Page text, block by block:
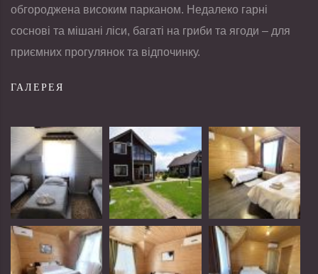
обгороджена високим парканом. Недалеко гарні
соснові та мішані ліси, багаті на гриби та ягоди – для
приємних прогулянок та відпочинку.
ГАЛЕРЕЯ